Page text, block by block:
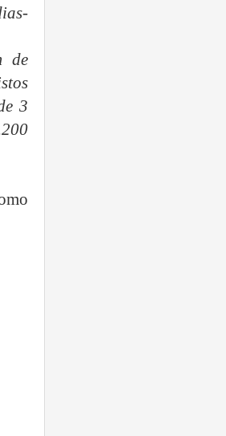
de
3